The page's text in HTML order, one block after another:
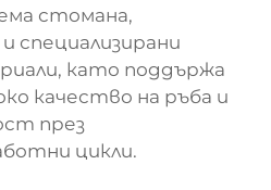
стомана,
специализирани
като поддържа
качество на ръба и
през
цикли.